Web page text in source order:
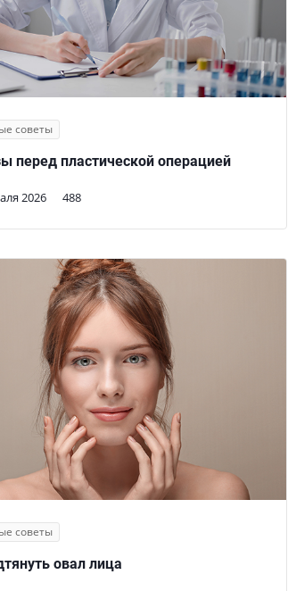
советы
2026 488
перед пластической операцией
советы
овал лица